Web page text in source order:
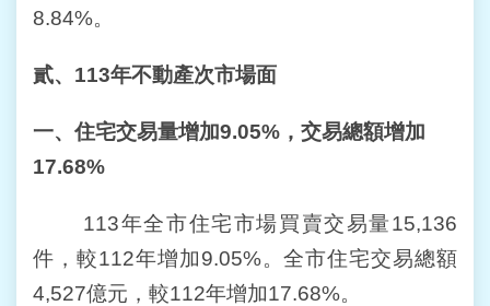
告
政
府
站
開
宣
告
8.84%。
貳、 113年不動產次市場面
一、住宅交易量增加9.05% ，交易總額增加
17.68%
113年全市住宅市場買賣交易量15,136
件，較112年增加9.05%。全市住宅交易總額
4,527億元，較112年增加17.68%。